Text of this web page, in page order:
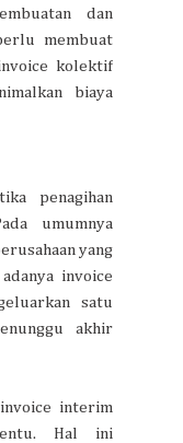
dan
membuat
kolektif
biaya
penagihan
umumnya
yang
invoice
satu
akhir
interim
Hal ini